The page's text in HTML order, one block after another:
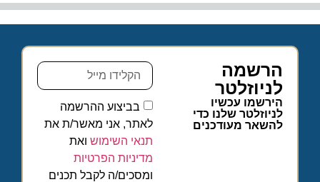
הרשמה
לניוזלטר
הירשמו עכשיו
לניוזלטר שלנו כדי
להשאר מעודכנים
בביצוע ההרשמה
לאתר, אני מאשר/ת את
תנאי השימושואת
מדיניות הפרטיות
ומסכים/ה לקבל תכנים